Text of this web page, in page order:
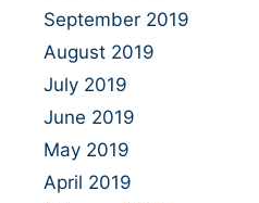
September 2019
August 2019
July 2019
June 2019
May 2019
April 2019